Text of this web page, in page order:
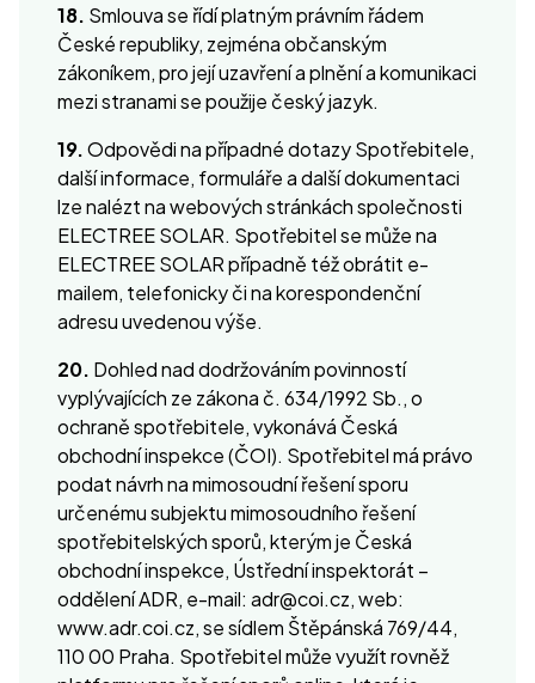
18. Smlouva se řídí platným právním řádem
České republiky, zejména občanským
zákoníkem, pro její uzavření a plnění a komunikaci
mezi stranami se použije český jazyk.
19.Odpovědi na případné dotazy Spotřebitele,
další informace, formuláře a další dokumentaci
lze nalézt na webových stránkách společnosti
ELECTREE SOLAR. Spotřebitel se může na
ELECTREE SOLAR případně též obrátit e-
mailem, telefonicky či na korespondenční
adresu uvedenou výše.
20. Dohled nad dodržováním povinností
vyplývajících ze zákona č. 634/1992 Sb., o
ochraně spotřebitele, vykonává Česká
obchodní inspekce (ČOI). Spotřebitel má právo
podat návrh na mimosoudní řešení sporu
určenému subjektu mimosoudního řešení
spotřebitelských sporů, kterým je Česká
obchodní inspekce, Ústřední inspektorát –
oddělení ADR, e-mail: adr@coi.cz, web:
www.adr.coi.cz, se sídlem Štěpánská 769/44,
110 00 Praha. Spotřebitel může využít rovněž